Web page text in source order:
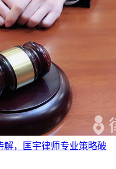
，匡宇律师专业策略破